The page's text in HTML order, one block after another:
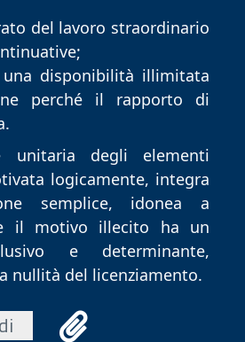
del lavoro straordinario
disponibilità illimitata
perché il rapporto di
unitaria degli elementi
logicamente, integra
semplice, idonea a
il motivo illecito ha un
e determinante,
nullità del licenziamento.